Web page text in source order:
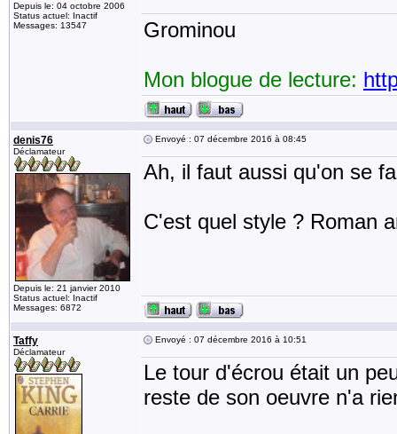
Depuis le: 04 octobre 2006
Status actuel: Inactif
Messages: 13547
Grominou
Mon blogue de lecture:
denis76
Déclamateur
Depuis le: 21 janvier 2010
Status actuel: Inactif
Messages: 6872
Envoyé : 07 décembre 2016 à 08:45
Ah, il faut aussi qu'on se
C'est quel style ? Roman
Taffy
Déclamateur
Envoyé : 07 décembre 2016 à 10:51
Le tour d'écrou était un
reste de son oeuvre n'a